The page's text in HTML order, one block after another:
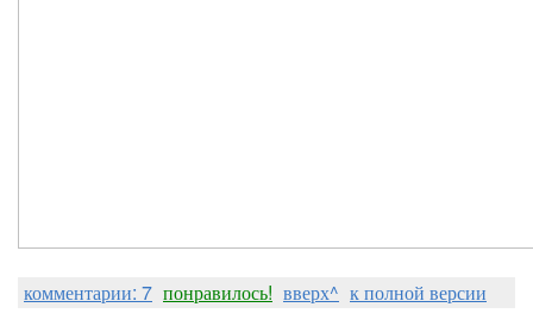
комментарии: 7 понравилось! вверх^ к полной версии